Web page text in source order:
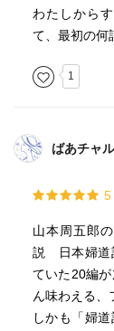
わたしから
て、最初の何
1
ばあチャ
5
山本周五郎
説 日本婦道
ていた20編
ん味わえる、
しかも「婦